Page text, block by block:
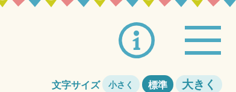
文字サイズ 小さく 標準 大きく